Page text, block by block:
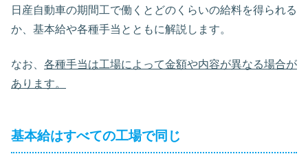
日産自動車の期間工で働くとどのくらいの給料を得られる
か、基本給や各種手当とともに解説します。
なお、 各種手当は工場によって金額や内容が異なる場合が
あります。
基本給はすべての工場で同じ